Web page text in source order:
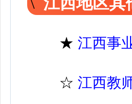
★ 江西事
☆ 江西教